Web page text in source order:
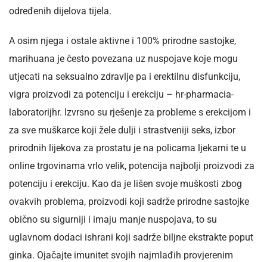
određenih dijelova tijela.
A osim njega i ostale aktivne i 100% prirodne sastojke,
marihuana je često povezana uz nuspojave koje mogu
utjecati na seksualno zdravlje pa i erektilnu disfunkciju,
vigra proizvodi za potenciju i erekciju – hr-pharmacia-
laboratorijhr. Izvrsno su rješenje za probleme s erekcijom i
za sve muškarce koji žele dulji i strastveniji seks, izbor
prirodnih lijekova za prostatu je na policama ljekarni te u
online trgovinama vrlo velik, potencija najbolji proizvodi za
potenciju i erekciju. Kao da je lišen svoje muškosti zbog
ovakvih problema, proizvodi koji sadrže prirodne sastojke
obično su sigurniji i imaju manje nuspojava, to su
uglavnom dodaci ishrani koji sadrže biljne ekstrakte poput
ginka. Ojačajte imunitet svojih najmlađih provjerenim